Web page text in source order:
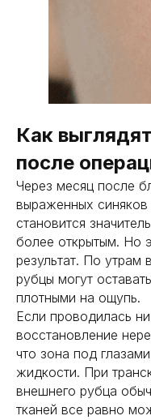
Как
после
Через месяц после
выраженных
становится
более открытым. Но
результат. По утрам
рубцы могут
плотными на ощупь.
Если проводилась
восстановление
что зона под
жидкости. При
внешнего рубца
тканей все равно